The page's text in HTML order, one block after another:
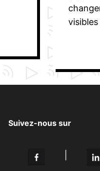
Suivez-nous sur